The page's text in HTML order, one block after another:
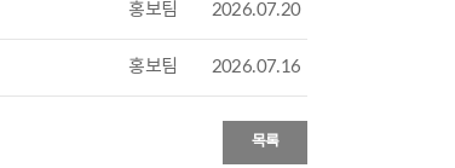
홍보팀 2026.07.20
홍보팀 2026.07.16
목록